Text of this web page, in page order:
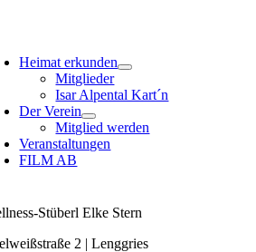
Heimat erkunden
Mitglieder
Isar Alpental Kart´n
Der Verein
Mitglied werden
Veranstaltungen
FILM AB
Stüberl Elke Stern
2 | Lenggries